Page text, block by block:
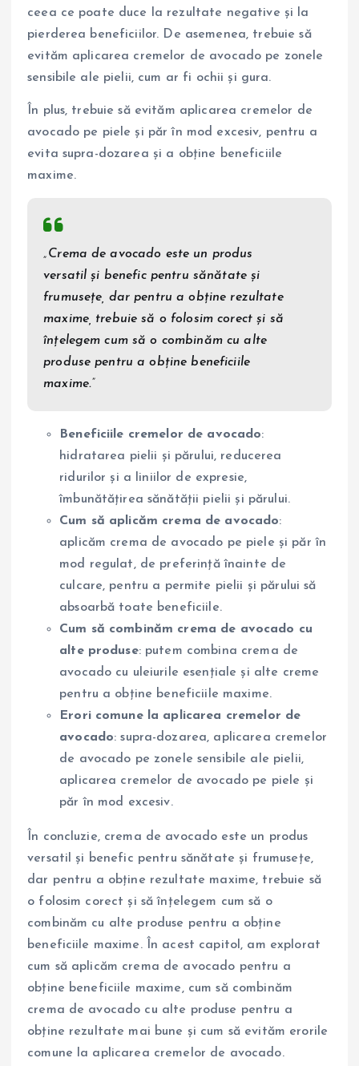
ceea ce poate duce la rezultate negative și la
pierderea beneficiilor. De asemenea, trebuie să
evităm aplicarea cremelor de avocado pe zonele
sensibile ale pielii, cum ar fi ochii și gura.
În plus, trebuie să evităm aplicarea cremelor de
avocado pe piele și păr în mod excesiv, pentru a
evita supra-dozarea și a obține beneficiile
maxime.
„Crema de avocado este un produs
versatil și benefic pentru sănătate și
frumusețe, dar pentru a obține rezultate
maxime, trebuie să o folosim corect și să
înțelegem cum să o combinăm cu alte
produse pentru a obține beneficiile
maxime.”
Beneficiile cremelor de avocado:
hidratarea pielii și părului, reducerea
ridurilor și a liniilor de expresie,
îmbunătățirea sănătății pielii și părului.
Cum să aplicăm crema de avocado:
aplicăm crema de avocado pe piele și păr în
mod regulat, de preferință înainte de
culcare, pentru a permite pielii și părului să
absoarbă toate beneficiile.
Cum să combinăm crema de avocado cu
alte produse: putem combina crema de
avocado cu uleiurile esențiale și alte creme
pentru a obține beneficiile maxime.
Erori comune la aplicarea cremelor de
avocado: supra-dozarea, aplicarea cremelor
de avocado pe zonele sensibile ale pielii,
aplicarea cremelor de avocado pe piele și
păr în mod excesiv.
În concluzie, crema de avocado este un produs
versatil și benefic pentru sănătate și frumusețe,
dar pentru a obține rezultate maxime, trebuie să
o folosim corect și să înțelegem cum să o
combinăm cu alte produse pentru a obține
beneficiile maxime. În acest capitol, am explorat
cum să aplicăm crema de avocado pentru a
obține beneficiile maxime, cum să combinăm
crema de avocado cu alte produse pentru a
obține rezultate mai bune și cum să evităm erorile
comune la aplicarea cremelor de avocado.